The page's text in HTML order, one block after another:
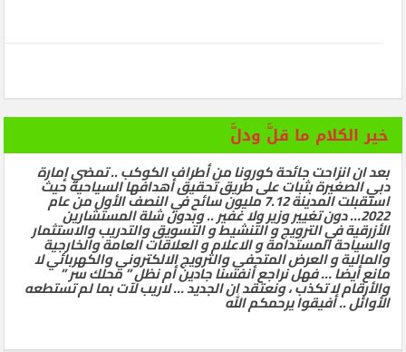
خير الكلام ما قلَّ ودلَّ
بعد ان انزاحت جائحة كورونا من أطراف الكوكب .. تمضي إمارة
دبي الصغيرة بثبات على طريق تحقيق أهدافها السياحية حيث
استقبلت المدينة 7.12 مليون سائح في النصف الأول من عام
2022… دون تغيير وزير ولا غفير .. وبدون شلة المستشارين
الأزرقية في الترويج و التنشيط و التسويق والتدريب والاستثمار
والسياحة المستدامة و الاعلام و العلاقات العامة والخارجية
والمالية و العرض المتحفي والترويج الالكتروني والكهربائي لا
مانع أيضا … فهل نراجع أنفسنا جادين أم نظل ” محلك سر ”
والأرقام لا تكذب ، ونعتقد ان الجديد … لاريب لآت بما لم تستطعه
الأوائل .. أفيقوا يرحمكم الله